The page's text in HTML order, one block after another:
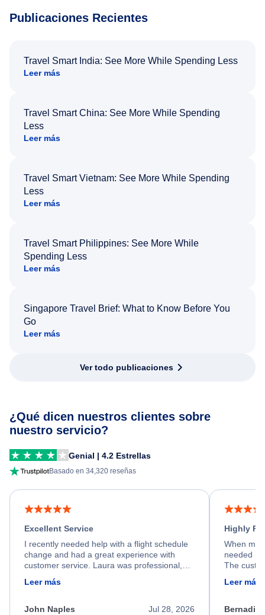
Publicaciones Recientes
Travel Smart India: See More While Spending Less
Leer más
Travel Smart China: See More While Spending
Less
Leer más
Travel Smart Vietnam: See More While Spending
Less
Leer más
Travel Smart Philippines: See More While
Spending Less
Leer más
Singapore Travel Brief: What to Know Before You
Go
Leer más
Ver todo publicaciones
¿Qué dicen nuestros clientes sobre
nuestro servicio?
Genial | 4.2 Estrellas
Basado en 34,320 reseñas
Excellent Service
I recently needed help with a flight schedule
change and had a great experience with
customer service. Laura was professional,
friendly, and very helpful throughout the
process. She quickly found a solution and
appreciate her excellent service.
Leer más
Jul 28, 2026
John Naples
Highly
When my
needed
The
calm,
Leer más